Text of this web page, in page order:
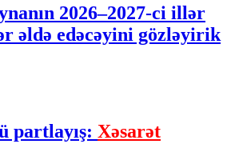
2026–2027-ci illər
əldə edəcəyini gözləyirik
partlayış: Xəsarət